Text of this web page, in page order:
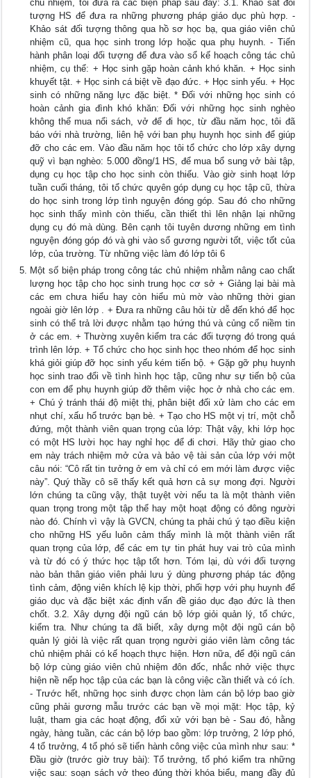
chủ nhiệm, tôi đưa ra các biện pháp sau đây: 3.1. Khảo sát đối
tượng HS để đưa ra những phương pháp giáo dục phù hợp. -
Khảo sát đối tượng thông qua hồ sơ học bạ, qua giáo viên chủ
nhiệm cũ, qua học sinh trong lớp hoặc qua phụ huynh. - Tiến
hành phân loại đối tượng để đưa vào sổ kế hoạch công tác chủ
nhiệm, cụ thể: + Học sinh gặp hoàn cảnh khó khăn. + Học sinh
khuyết tật. + Học sinh cá biệt về đạo đức. + Học sinh yếu. + Học
sinh có những năng lực đặc biệt. * Đối với những học sinh có
hoàn cảnh gia đình khó khăn: Đối với những học sinh nghèo
không thể mua nổi sách, vở để đi học, từ đầu năm học, tôi đã
báo với nhà trường, liên hệ với ban phụ huynh học sinh để giúp
đỡ cho các em. Vào đầu năm học tôi tổ chức cho lớp xây dựng
quỹ vì bạn nghèo: 5.000 đồng/1 HS, để mua bổ sung vở bài tập,
dụng cụ học tập cho học sinh còn thiếu. Vào giờ sinh hoạt lớp
tuần cuối tháng, tôi tổ chức quyên góp dụng cụ học tập cũ, thừa
do học sinh trong lớp tình nguyện đóng góp. Sau đó cho những
học sinh thấy mình còn thiếu, cần thiết thì lên nhận lại những
dụng cụ đó mà dùng. Bên cạnh tôi tuyên dương những em tình
nguyện đóng góp đó và ghi vào sổ gương người tốt, việc tốt của
lớp, của trường. Từ những việc làm đó lớp tôi 6
Một số biện pháp trong công tác chủ nhiệm nhằm nâng cao chất
lượng học tập cho học sinh trung học cơ sở + Giảng lại bài mà
các em chưa hiểu hay còn hiểu mù mờ vào những thời gian
ngoài giờ lên lớp . + Đưa ra những câu hỏi từ dễ đến khó để học
sinh có thể trả lời được nhằm tạo hứng thú và củng cố niềm tin
ở các em. + Thường xuyên kiểm tra các đối tượng đó trong quá
trình lên lớp. + Tổ chức cho học sinh học theo nhóm để học sinh
khá giỏi giúp đỡ học sinh yếu kém tiến bộ. + Gặp gỡ phụ huynh
học sinh trao đổi về tình hình học tập, cũng như sự tiến bộ của
con em để phụ huynh giúp đỡ thêm việc học ở nhà cho các em.
+ Chú ý tránh thái độ miệt thị, phân biệt đối xử làm cho các em
nhụt chí, xấu hổ trước bạn bè. + Tạo cho HS một vị trí, một chỗ
đứng, một thành viên quan trọng của lớp: Thật vậy, khi lớp học
có một HS lười học hay nghỉ học để đi chơi. Hãy thử giao cho
em này trách nhiệm mở cửa và bảo vệ tài sản của lớp với một
câu nói: “Cô rất tin tưởng ở em và chỉ có em mới làm được việc
này”. Quý thầy cô sẽ thấy kết quả hơn cả sự mong đợi. Người
lớn chúng ta cũng vậy, thật tuyệt vời nếu ta là một thành viên
quan trọng trong một tập thể hay một hoạt động có đông người
nào đó. Chính vì vậy là GVCN, chúng ta phải chú ý tạo điều kiện
cho những HS yếu luôn cảm thấy mình là một thành viên rất
quan trọng của lớp, để các em tự tin phát huy vai trò của mình
và từ đó có ý thức học tập tốt hơn. Tóm lại, dù với đối tượng
nào bản thân giáo viên phải lưu ý dùng phương pháp tác động
tình cảm, động viên khích lệ kịp thời, phối hợp với phụ huynh để
giáo dục và đặc biệt xác định vấn đề giáo dục đạo đức là then
chốt. 3.2. Xây dựng đội ngũ cán bộ lớp giỏi quản lý, tổ chức,
kiểm tra. Như chúng ta đã biết, xây dựng một đội ngũ cán bộ
quản lý giỏi là việc rất quan trọng người giáo viên làm công tác
chủ nhiệm phải có kế hoạch thực hiện. Hơn nữa, để đội ngũ cán
bộ lớp cùng giáo viên chủ nhiệm đôn đốc, nhắc nhở việc thực
hiện nề nếp học tập của các bạn là công việc cần thiết và có ích.
- Trước hết, những học sinh được chọn làm cán bộ lớp bao giờ
cũng phải gương mẫu trước các bạn về mọi mặt: Học tập, kỷ
luật, tham gia các hoạt động, đối xử với bạn bè - Sau đó, hằng
ngày, hàng tuần, các cán bộ lớp bao gồm: lớp trưởng, 2 lớp phó,
4 tổ trưởng, 4 tổ phó sẽ tiến hành công việc của mình như sau: *
Đầu giờ (trước giờ truy bài): Tổ trưởng, tổ phó kiểm tra những
việc sau: soạn sách vở theo đúng thời khóa biểu, mang đầy đủ